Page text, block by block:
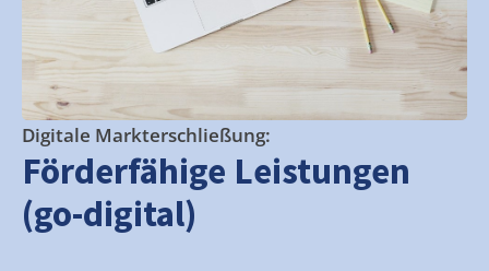
Digitale Markterschließung:
Förderfähige Leistungen
(go-digital)